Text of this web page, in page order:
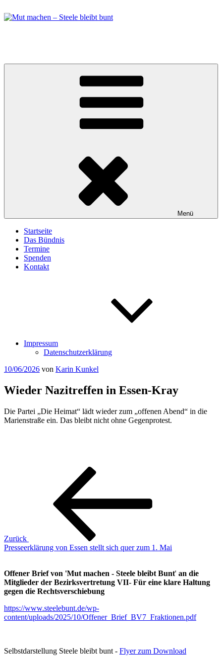
Inhalt
Menü
Startseite
Das Bündnis
Termine
Spenden
Kontakt
Impressum
Datenschutzerklärung
Veröffentlicht
10/06/2026 von Karin Kunkel
Wieder Nazitreffen in Essen-Kray
Die Partei „Die Heimat“ lädt wieder zum „offenen Abend“ in die
Marienstraße ein. Das bleibt nicht ohne Gegenprotest.
Beitragsnavigation
Zurück
Presseerklärung von Essen stellt sich quer zum 1. Mai
Offener Brief von 'Mut machen - Steele bleibt Bunt' an die
Mitglieder der Bezirksvertretung VII- Für eine klare Haltung
gegen die Rechtsverschiebung
https://www.steelebunt.de/wp-
content/uploads/2025/10/Offener_Brief_BV7_Fraktionen.pdf
Selbstdarstellung Steele bleibt bunt - Flyer zum Download